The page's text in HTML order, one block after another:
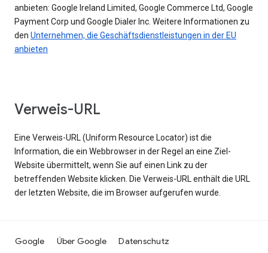
anbieten: Google Ireland Limited, Google Commerce Ltd, Google
Payment Corp und Google Dialer Inc. Weitere Informationen zu
den Unternehmen, die Geschäftsdienstleistungen in der EU
anbieten
Verweis-URL
Eine Verweis-URL (Uniform Resource Locator) ist die
Information, die ein Webbrowser in der Regel an eine Ziel-
Website übermittelt, wenn Sie auf einen Link zu der
betreffenden Website klicken. Die Verweis-URL enthält die URL
der letzten Website, die im Browser aufgerufen wurde.
Google Über Google Datenschutz